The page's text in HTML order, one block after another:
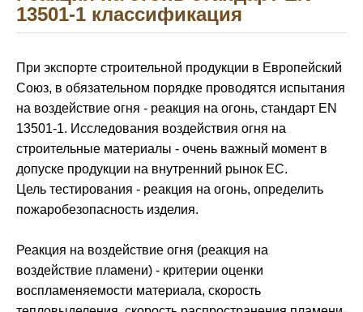
13501-1 классификация
При экспорте строительной продукции в Европейский
Союз, в обязательном порядке проводятся испытания
на воздействие огня - реакция на огонь, стандарт EN
13501-1. Исследования воздействия огня на
строительные материалы - очень важный момент в
допуске продукции на внутренний рынок ЕС.
Цель тестирования - реакция на огонь, определить
пожаробезопасность изделия.
Реакция на воздействие огня (реакция на
воздействие пламени) - критерии оценки
воспламеняемости материала, скорость